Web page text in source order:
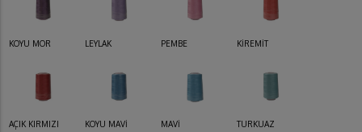
KOYU MOR LEYLAK PEMBE KİREMİT
AÇIK KIRMIZI KOYU MAVİ MAVİ TURKUAZ